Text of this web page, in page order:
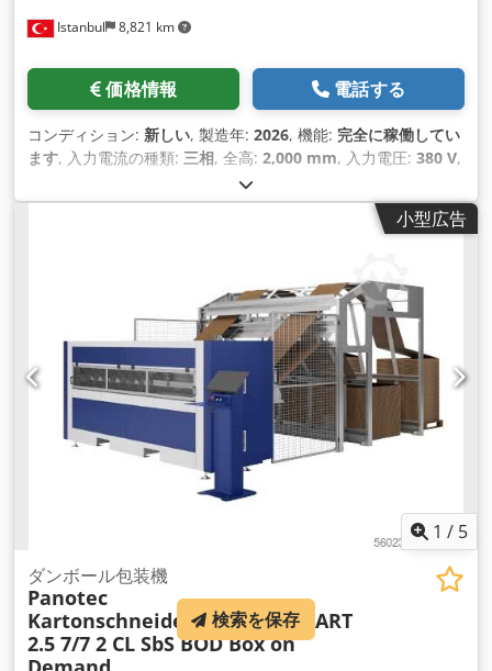
Istanbul 8,821 km
価格情報 電話する
コンディション: 新しい, 製造年: 2026, 機能: 完全に稼働してい
ます, 入力電流の種類: 三相, 全高: 2,000 mm, 入力電圧: 380 V,
1,500 mm
小型広告
1 / 5
ダンボール包装機
Panotec
KartonschneidemaschineSMART
2.5 7/7 2 CL SbS BOD Box on
検索を保存